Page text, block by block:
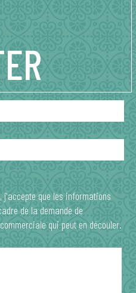
j'accepte que les informations
de la demande de
qui peut en découler.